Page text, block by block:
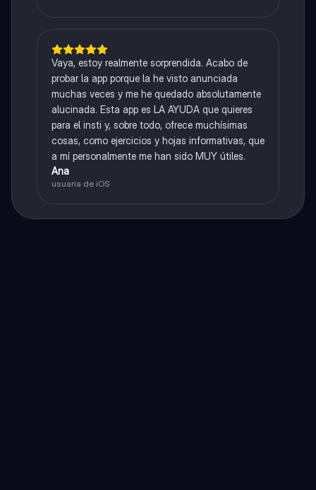
Vaya, estoy realmente sorprendida. Acabo de
probar la app porque la he visto anunciada
muchas veces y me he quedado absolutamente
alucinada. Esta app es LA AYUDA que quieres
para el insti y, sobre todo, ofrece muchísimas
cosas, como ejercicios y hojas informativas, que
a mí personalmente me han sido MUY útiles.
Ana
usuaria de iOS